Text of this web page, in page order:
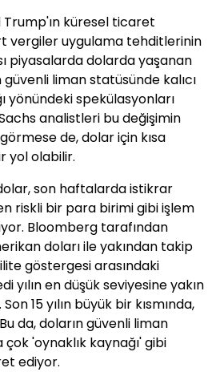
Trump'ın küresel ticaret
vergiler uygulama tehditlerinin
piyasalarda dolarda yaşanan
liman statüsünde kalıcı
yönündeki spekülasyonları
analistleri bu değişimin
de, dolar için kısa
yol olabilir.
son haftalarda istikrar
riskli bir para birimi gibi işlem
Bloomberg tarafından
doları ile yakından takip
göstergesi arasındaki
yılın en düşük seviyesine yakın
15 yılın büyük bir kısmında,
da, doların güvenli liman
'oynaklık kaynağı' gibi
ediyor.